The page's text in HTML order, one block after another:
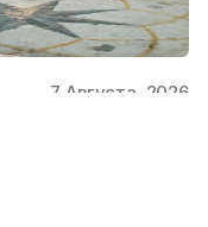
7 Августа, 2026